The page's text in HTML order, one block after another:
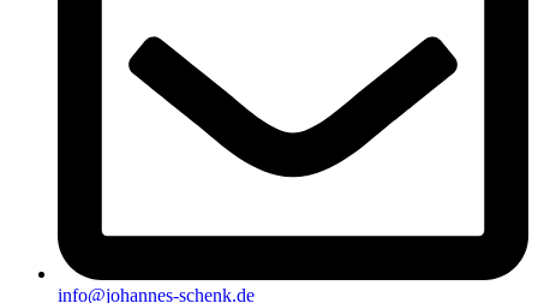
info@johannes-schenk.de